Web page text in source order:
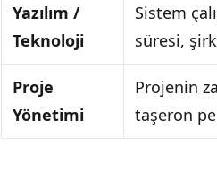
Yazılım /
Teknoloji
Sistem
süresi,
Proje
Yönetimi
Projenin
taşeron